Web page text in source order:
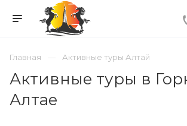
Главная Активные туры Алтай
Активные туры в
Алтае